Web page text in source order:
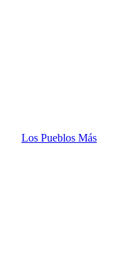
Los Pueblos Más